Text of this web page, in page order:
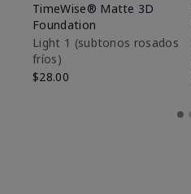
TimeWise® Matte 3D
Foundation
Light 1​ (subtonos rosados
fríos)
$28.00